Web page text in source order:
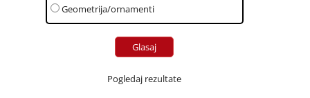
Geometrija/ornamenti
Pogledaj rezultate